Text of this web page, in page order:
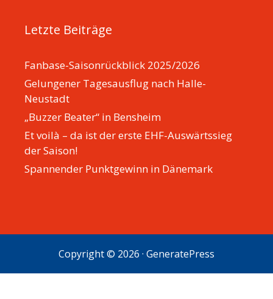
Letzte Beiträge
Fanbase-Saisonrückblick 2025/2026
Gelungener Tagesausflug nach Halle-
Neustadt
„Buzzer Beater“ in Bensheim
Et voilà – da ist der erste EHF-Auswärtssieg
der Saison!
Spannender Punktgewinn in Dänemark
Copyright © 2026 · GeneratePress